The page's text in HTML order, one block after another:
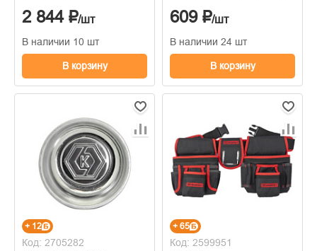
2 844 ₽/шт
В наличии 10 шт
В корзину
609 ₽/шт
В наличии 24 шт
В корзину
+ 12
Код: 2705282
+ 65
Код: 2599951